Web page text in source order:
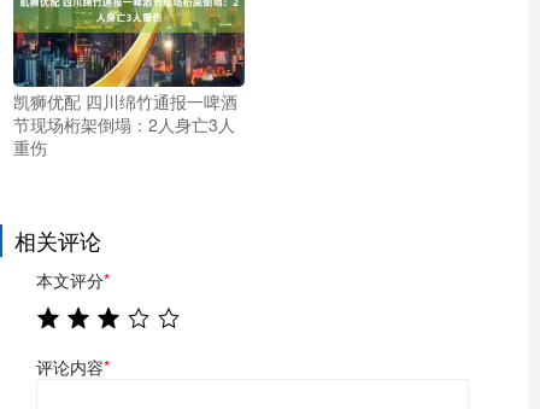
凯狮优配 四川绵竹通报一啤酒
节现场桁架倒塌：2人身亡3人
重伤
相关评论
本文评分*
评论内容*